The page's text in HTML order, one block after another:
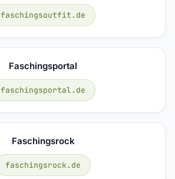
faschingsoutfit.de
Faschingsportal
faschingsportal.de
Faschingsrock
faschingsrock.de